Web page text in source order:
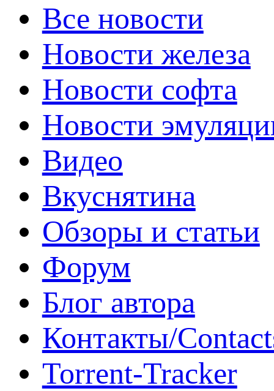
Все новости
Новости железа
Новости софта
Новости
Видео
Вкуснятина
Обзоры и статьи
Форум
Блог автора
Контакты/
Torrent-Tracker